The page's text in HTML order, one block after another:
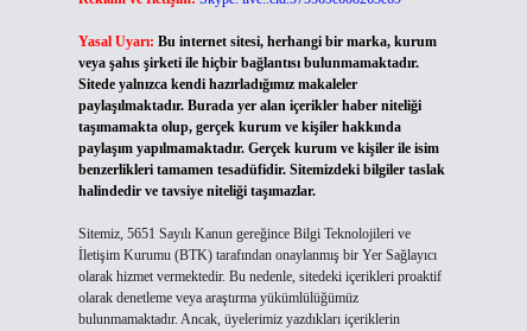
Yasal Uyarı: Bu internet sitesi, herhangi bir marka, kurum
veya şahıs şirketi ile hiçbir bağlantısı bulunmamaktadır.
Sitede yalnızca kendi hazırladığımız makaleler
paylaşılmaktadır. Burada yer alan içerikler haber niteliği
taşımamakta olup, gerçek kurum ve kişiler hakkında
paylaşım yapılmamaktadır. Gerçek kurum ve kişiler ile isim
benzerlikleri tamamen tesadüfidir. Sitemizdeki bilgiler taslak
halindedir ve tavsiye niteliği taşımazlar.
Sitemiz, 5651 Sayılı Kanun gereğince Bilgi Teknolojileri ve
İletişim Kurumu (BTK) tarafından onaylanmış bir Yer Sağlayıcı
olarak hizmet vermektedir. Bu nedenle, sitedeki içerikleri proaktif
olarak denetleme veya araştırma yükümlülüğümüz
bulunmamaktadır. Ancak, üyelerimiz yazdıkları içeriklerin